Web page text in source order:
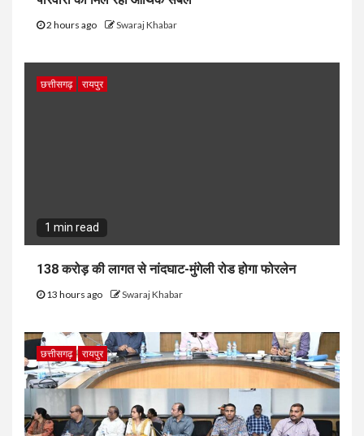
2 hours ago Swaraj Khabar
छत्तीसगढ़ रायपुर
1 min read
138 करोड़ की लागत से नांदघाट-मुंगेली रोड होगा फोरलेन
13 hours ago Swaraj Khabar
छत्तीसगढ़ रायपुर